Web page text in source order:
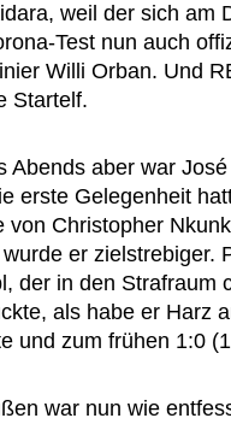
weil der sich am
Test nun auch
Willi Orban. Und
Startelf.
Abends aber war
erste Gelegenheit
von Christopher
er zielstrebiger.
der in den Strafraum
als habe er Harz
und zum frühen 1:0
war nun wie